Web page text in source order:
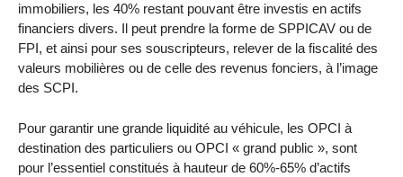
immobiliers, les 40% restant pouvant être investis en actifs
financiers divers. Il peut prendre la forme de SPPICAV ou de
FPI, et ainsi pour ses souscripteurs, relever de la fiscalité des
valeurs mobilières ou de celle des revenus fonciers, à l’image
des SCPI.
Pour garantir une grande liquidité au véhicule, les OPCI à
destination des particuliers ou OPCI « grand public », sont
pour l’essentiel constitués à hauteur de 60%-65% d’actifs